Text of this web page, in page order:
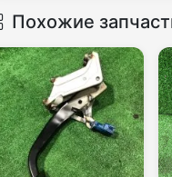
Похожие